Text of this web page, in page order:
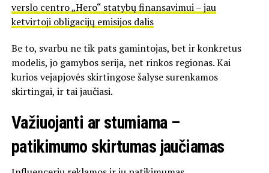
verslo centro „Hero“ statybų finansavimui – jau
ketvirtoji obligacijų emisijos dalis
Be to, svarbu ne tik pats gamintojas, bet ir konkretus
modelis, jo gamybos serija, net rinkos regionas. Kai
kurios vejapjovės skirtingose šalyse surenkamos
skirtingai, ir tai jaučiasi.
Važiuojanti ar stumiama –
patikimumo skirtumas jaučiamas